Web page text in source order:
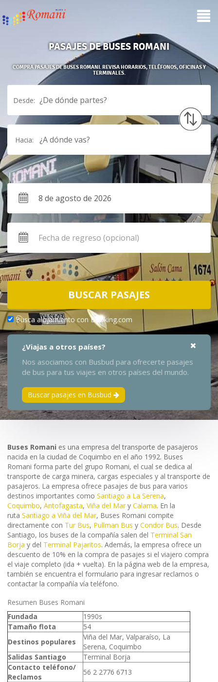
PASAJES DE BUSES ROMANI
COMPRA PASAJES DE BUSES ROMANI. REVISA HORARIOS, TELÉFONOS, OFICINAS Y
TERMINALES.
Desde: ¿De dónde partes?
Hacia: ¿A dónde vas?
BUSCAR PASAJES
Busca alojamiento con Booking.com
¿Viajas a otros países?
Nos asociamos con Busbud para ofrecerte pasajes
de bus para tus viajes en otros países del mundo.
Buscar pasajes en Busbud
Buses Romani es una empresa del transporte de pasajeros
nacida en la ciudad de Coquimbo en el año 1992. Buses
Romani forma parte del grupo Romani, el cual se dedica al
transporte de carga minera, cargas especiales y al transporte de
pasajeros. La empresa ofrece pasajes de bus para varios
destinos importantes como Santiago a La Serena,
Coquimbo, Antofagasta, Viña del Mary Calama. En la
ruta Santiago a Viña del Mar, Buses Romani compite
directamente con Tur Bus, Pullman Bus y Condor Bus. Desde
Santiago, los buses de la compañía salen del Terminal San
Borja y del Terminal Pajaritos. Además, la empresa ofrece un
descuento de 10% en la compra de pasajes si el viajero compra
el viaje completo (ida + vuelta). En la página web de la empresa,
también se encuentra el formulario para ingresar reclamos o
contactar la compañía vía teléfono.
Resumen Buses Romani
Fundada
1990s
Tamaño flota
54
Destinos populares
Viña del Mar, Valparaíso, La
Serena, Coquimbo
Salidas Santiago
Terminal Borja
Contacto teléfono/
Reclamos
56 2 2776 6713